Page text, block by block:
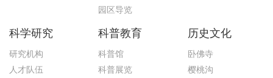
园区导览
科学研究
研究机构
人才队伍
科普教育
科普馆
科普展览
历史文化
卧佛寺
樱桃沟